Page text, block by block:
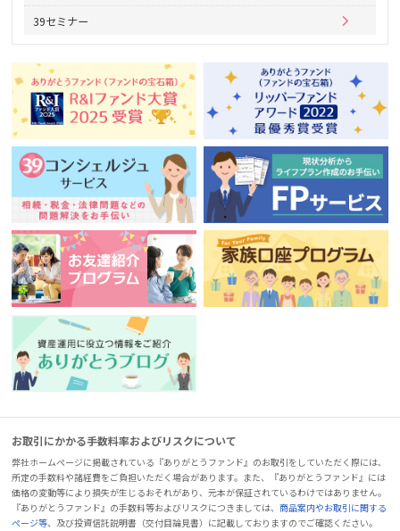
39セミナー
お取引にかかる手数料率およびリスクについて
弊社ホームページに掲載されている『ありがとうファンド』のお取引をしていただく際には、
所定の手数料や諸経費をご負担いただく場合があります。また、『ありがとうファンド』には
価格の変動等により損失が生じるおそれがあり、元本が保証されているわけではありません。
『ありがとうファンド』の手数料等およびリスクにつきましては、商品案内やお取引に関する
ページ等、及び投資信託説明書（交付目論見書）に記載しておりますのでご確認ください。